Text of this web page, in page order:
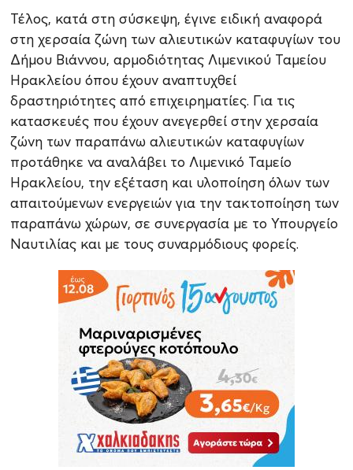
Τέλος, κατά στη σύσκεψη, έγινε ειδική αναφορά
στη χερσαία ζώνη των αλιευτικών καταφυγίων του
Δήμου Βιάννου, αρμοδιότητας Λιμενικού Ταμείου
Ηρακλείου όπου έχουν αναπτυχθεί
δραστηριότητες από επιχειρηματίες. Για τις
κατασκευές που έχουν ανεγερθεί στην χερσαία
ζώνη των παραπάνω αλιευτικών καταφυγίων
προτάθηκε να αναλάβει το Λιμενικό Ταμείο
Ηρακλείου, την εξέταση και υλοποίηση όλων των
απαιτούμενων ενεργειών για την τακτοποίηση των
παραπάνω χώρων, σε συνεργασία με το Υπουργείο
Ναυτιλίας και με τους συναρμόδιους φορείς.